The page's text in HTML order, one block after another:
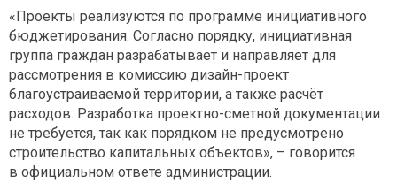
«Проекты реализуются по программе инициативного
бюджетирования. Согласно порядку, инициативная
группа граждан разрабатывает и направляет для
рассмотрения в комиссию дизайн-проект
благоустраиваемой территории, а также расчёт
расходов. Разработка проектно-сметной документации
не требуется, так как порядком не предусмотрено
строительство капитальных объектов», – говорится
в официальном ответе администрации.